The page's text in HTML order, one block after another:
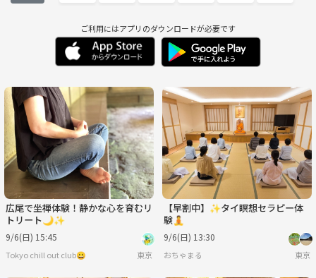
8/14 8/15 8/16 8/17 8/18
木
8/20
金
8/21
日
8/23
月
8/24
8/26 8/27 8/28 8/29 8/31
9/1
水
9/2
木
9/3
土
9/5
日
9/6
ご利用にはアプリのダウンロードが必要です
広尾で坐禅体験！静かな心を育むリ
トリート🌙✨
9/6(日) 15:45
Tokyo chill out club😀 東京
【早割中】✨タイ瞑想セラピー体
験🧘
9/6(日) 13:30
おちゃまる 東京